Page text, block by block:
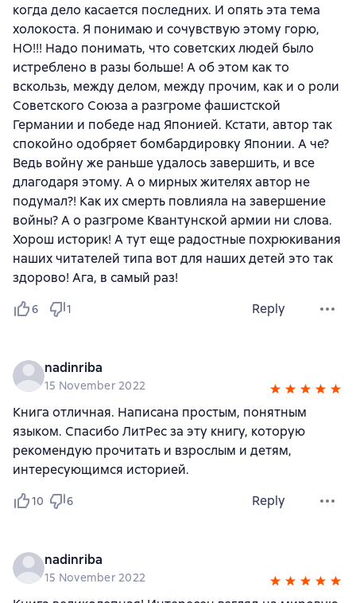
когда дело касается последних. И опять эта тема
холокоста. Я понимаю и сочувствую этому горю,
НО!!! Надо понимать, что советских людей было
истреблено в разы больше! А об этом как то
вскользь, между делом, между прочим, как и о роли
Советского Союза а разгроме фашистской
Германии и победе над Японией. Кстати, автор так
спокойно одобряет бомбардировку Японии. А че?
Ведь войну же раньше удалось завершить, и все
длагодаря этому. А о мирных жителях автор не
подумал?! Как их смерть повлияла на завершение
войны? А о разгроме Квантунской армии ни слова.
Хорош историк! А тут еще радостные похрюкивания
наших читателей типа вот для наших детей это так
здорово! Ага, в самый раз!
6 1 Reply
nadinriba
15 November 2022
Книга отличная. Написана простым, понятным
языком. Спасибо ЛитРес за эту книгу, которую
рекомендую прочитать и взрослым и детям,
интересующимся историей.
10 6 Reply
nadinriba
15 November 2022